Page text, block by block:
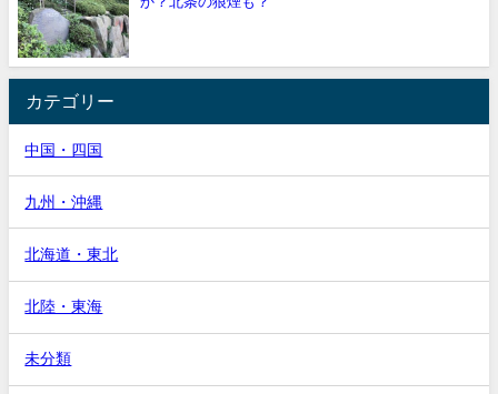
カテゴリー
中国・四国
九州・沖縄
北海道・東北
北陸・東海
未分類